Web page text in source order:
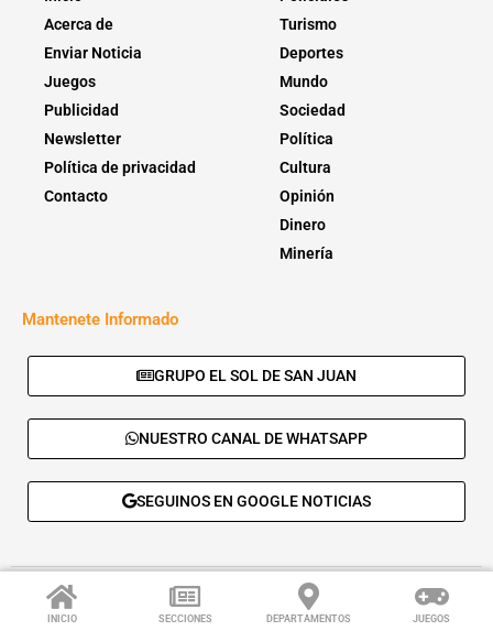
INICIO SECCIONES DEPARTAMENTOS JUEGOS
Acerca de
Enviar Noticia
Juegos
Publicidad
Newsletter
Política de privacidad
Contacto
Turismo
Deportes
Mundo
Sociedad
Política
Cultura
Opinión
Dinero
Minería
Mantenete Informado
GRUPO EL SOL DE SAN JUAN
NUESTRO CANAL DE WHATSAPP
SEGUINOS EN GOOGLE NOTICIAS
© 2026 - El Sol de San Juan. Todos los derechos reservados. |
Desarrolla:
Daskalos Solutions